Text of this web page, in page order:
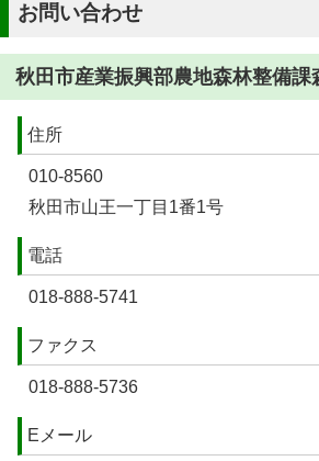
お問い合わせ
秋田市産業振興部農地森林整備課
住所
010-8560
秋田市山王一丁目1番1号
電話
018-888-5741
ファクス
018-888-5736
Eメール